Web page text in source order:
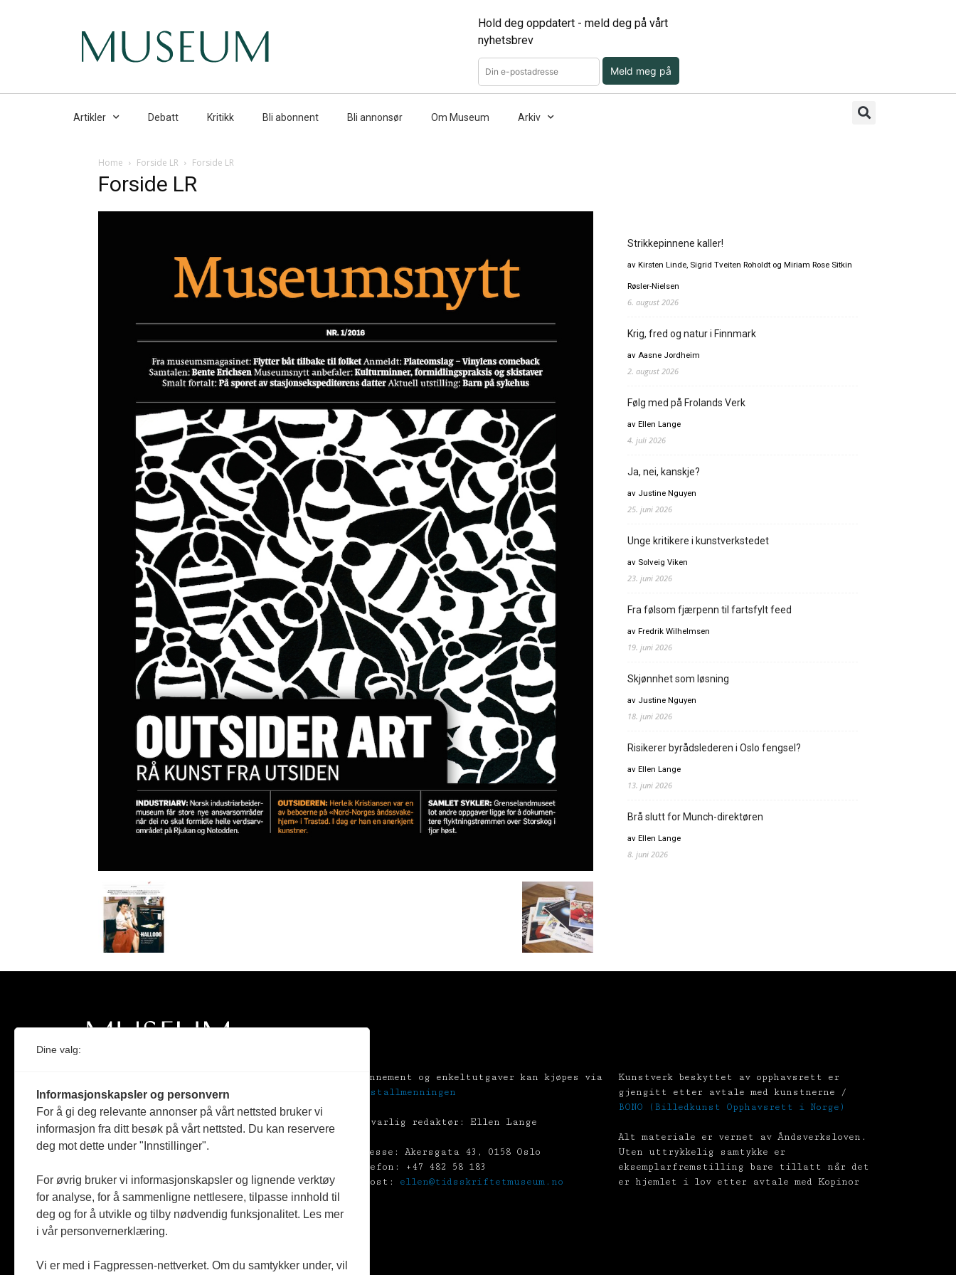
Hold deg oppdatert - meld deg på vårt
nyhetsbrev
Meld meg på
Artikler Debatt Kritikk Bli abonnent Bli annonsør Om Museum Arkiv
Home Forside LR Forside LR
Forside LR
Strikkepinnene kaller!
av Kirsten Linde, Sigrid Tveiten Roholdt og Miriam Rose Sitkin
Røsler-Nielsen
6. august 2026
Krig, fred og natur i Finnmark
av Aasne Jordheim
2. august 2026
Følg med på Frolands Verk
av Ellen Lange
4. juli 2026
Ja, nei, kanskje?
av Justine Nguyen
25. juni 2026
Unge kritikere i kunstverkstedet
av Solveig Viken
23. juni 2026
Fra følsom fjærpenn til fartsfylt feed
av Fredrik Wilhelmsen
19. juni 2026
Skjønnhet som løsning
av Justine Nguyen
18. juni 2026
Risikerer byrådslederen i Oslo fengsel?
av Ellen Lange
13. juni 2026
Brå slutt for Munch-direktøren
av Ellen Lange
8. juni 2026
Medlem i Norsk tidsskriftforening og
Fagpressen
Støttet av Kulturrådet og Norges
Følger Redaktørplakaten og Vær Varsom-
plakaten
Abonnement og enkeltutgaver kan kjøpes via
Tekstallmenningen
Ansvarlig redaktør: Ellen Lange
Adresse: Akersgata 43, 0158 Oslo
Telefon: +47 482 58 183
E-post: ellen@tidsskriftetmuseum.no
Kunstverk beskyttet av opphavsrett er
gjengitt etter avtale med kunstnerne /
BONO (Billedkunst Opphavsrett i Norge)
Alt materiale er vernet av Åndsverksloven.
Uten uttrykkelig samtykke er
eksemplarfremstilling bare tillatt når det
er hjemlet i lov etter avtale med Kopinor
Dine valg:
Informasjonskapsler og personvern
For å gi deg relevante annonser på vårt nettsted bruker vi
informasjon fra ditt besøk på vårt nettsted. Du kan reservere
deg mot dette under "Innstillinger".
For øvrig bruker vi informasjonskapsler og lignende verktøy
for analyse, for å sammenligne nettlesere, tilpasse innhold til
deg og for å utvikle og tilby nødvendig funksjonalitet. Les mer
i vår personvernerklæring.
Vi er med i Fagpressen-nettverket. Om du samtykker under, vil